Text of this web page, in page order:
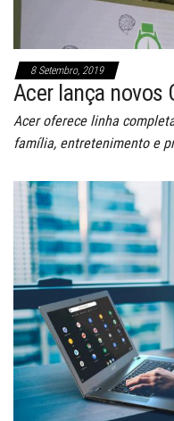
8 Setembro, 2019
Acer lança novos
Acer oferece linha
família, entretenimento e